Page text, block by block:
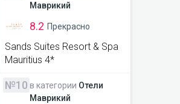
Маврикий
8.2 Прекрасно
Sands Suites Resort & Spa
Mauritius 4*
№10 в категории Отели
Маврикий